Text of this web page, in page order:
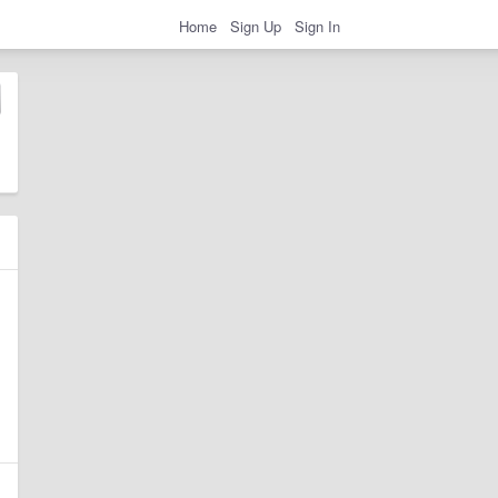
Home Sign Up Sign In